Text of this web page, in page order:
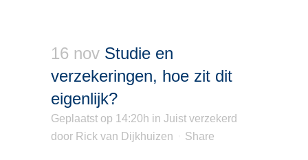
16 nov Studie en
verzekeringen, hoe zit dit
eigenlijk?
Geplaatst op 14:20h in Juist verzekerd
door Rick van Dijkhuizen Share